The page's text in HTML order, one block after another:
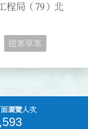
程局（79）北
提案草案
瀏覽人次